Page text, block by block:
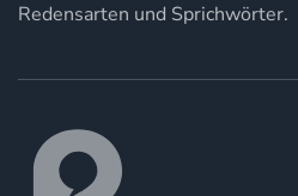
Redensarten und Sprichwörter.